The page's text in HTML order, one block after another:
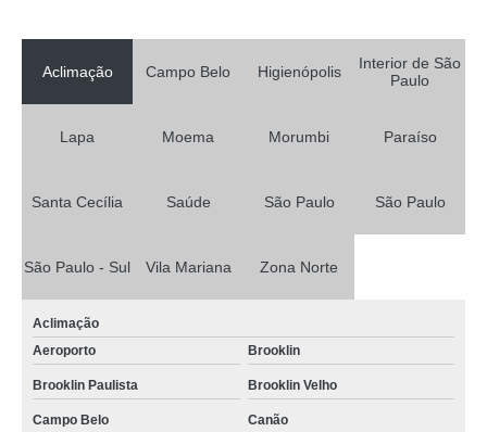
Aclimação Campo Belo Higienópolis
Interior de São
Paulo
Lapa Moema Morumbi Paraíso
Santa Cecília Saúde São Paulo São Paulo
São Paulo - Sul Vila Mariana Zona Norte
Aclimação
Aeroporto
Brooklin
Brooklin Paulista Brooklin Velho
Campo Belo Canão